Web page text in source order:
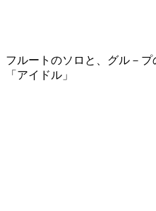
フルートのソロと、グル－
「アイドル」